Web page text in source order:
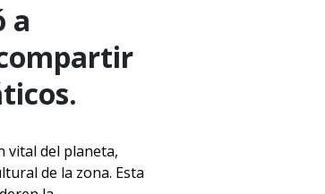
a
vital del planeta,
de la zona. Esta